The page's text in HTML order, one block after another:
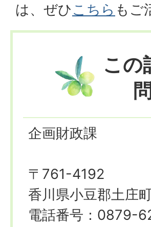
は、ぜひこちら もご
この
企画財政課
〒761-4192
香川県小豆郡土庄
電話番号：0879-